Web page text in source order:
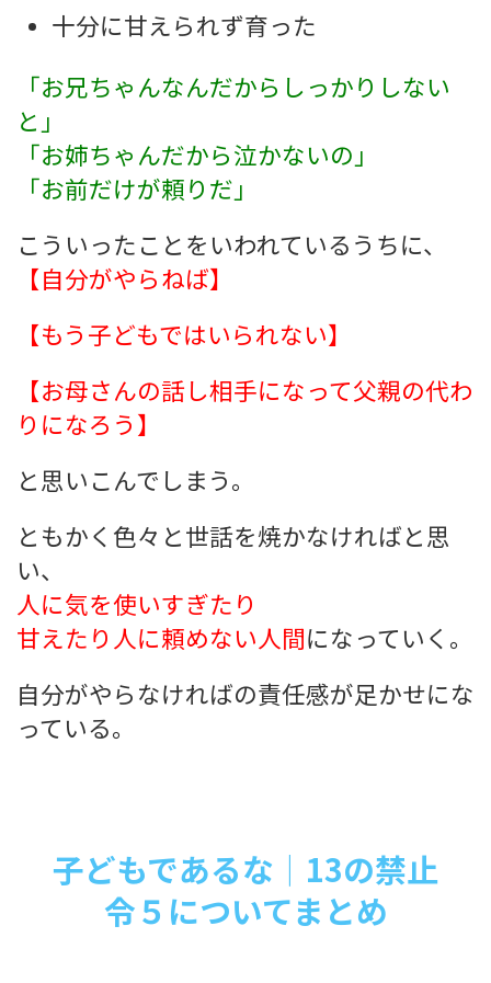
十分に甘えられず育った
「お兄ちゃんなんだからしっかりしない
と」
「お姉ちゃんだから泣かないの」
「お前だけが頼りだ」
こういったことをいわれているうちに、
【自分がやらねば】
【もう子どもではいられない】
【お母さんの話し相手になって父親の代わ
りになろう】
と思いこんでしまう。
ともかく色々と世話を焼かなければと思
い、
人に気を使いすぎたり
甘えたり人に頼めない人間になっていく。
自分がやらなければの責任感が足かせにな
っている。
子どもであるな｜13の禁止
令５についてまとめ